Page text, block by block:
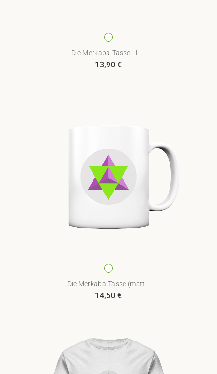
Die Merkaba-Tasse - Li...
13,90€
Die Merkaba-Tasse (matt...
14,50€